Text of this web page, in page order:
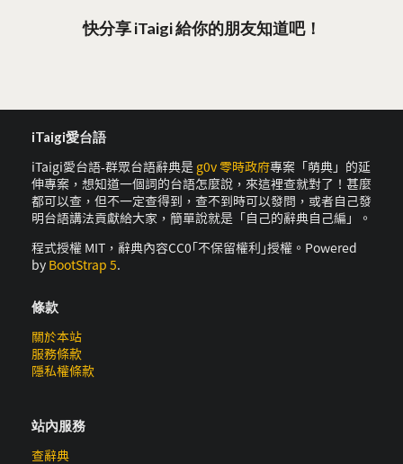
快分享 iTaigi 給你的朋友知道吧！
iTaigi愛台語
iTaigi愛台語-群眾台語辭典是 g0v 零時政府專案「萌典」的延
伸專案，想知道一個詞的台語怎麼說，來這裡查就對了！甚麼
都可以查，但不一定查得到，查不到時可以發問，或者自己發
明台語講法貢獻給大家，簡單說就是「自己的辭典自己編」。
程式授權 MIT，辭典內容CC0｢不保留權利｣授權。Powered
by BootStrap 5.
條款
關於本站
服務條款
隱私權條款
站內服務
查辭典